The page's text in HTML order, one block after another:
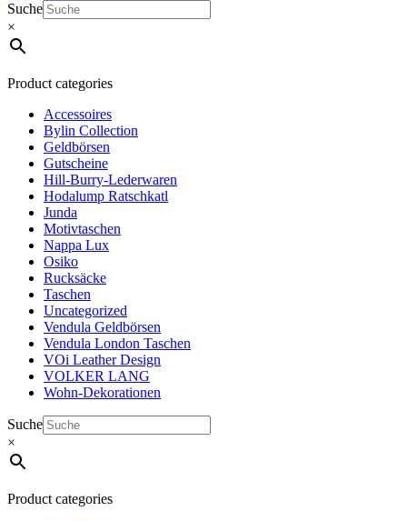
Suche
×
Product categories
Accessoires
Bylin Collection
Geldbörsen
Gutscheine
Hill-Burry-Lederwaren
Hodalump Ratschkatl
Junda
Motivtaschen
Nappa Lux
Osiko
Rucksäcke
Taschen
Uncategorized
Vendula Geldbörsen
Vendula London Taschen
VOi Leather Design
VOLKER LANG
Wohn-Dekorationen
Suche
×
Product categories